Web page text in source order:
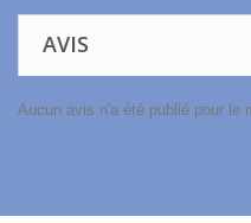
AVIS
Aucun avis n'a été publié pour le